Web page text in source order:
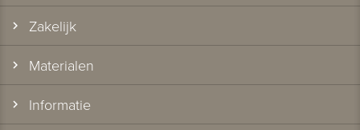
Zakelijk
Materialen
Informatie